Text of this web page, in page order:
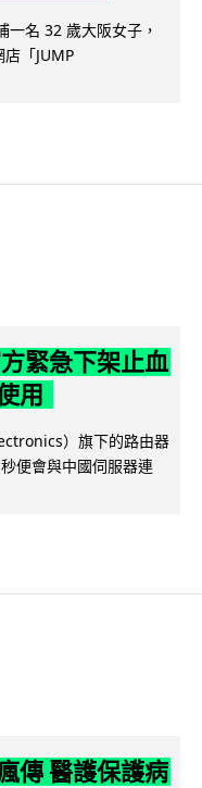
一名 32 歲大阪女子，
「JUMP
緊急下架止血
用
）旗下的路由器
便會與中國伺服器連
傳 醫護保護病